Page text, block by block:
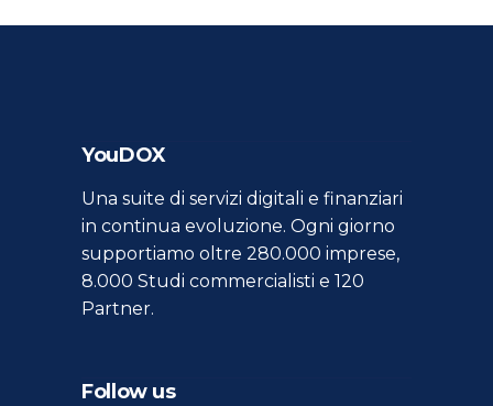
YouDOX
Una suite di servizi digitali e finanziari
in continua evoluzione. Ogni giorno
supportiamo oltre 280.000 imprese,
8.000 Studi commercialisti e 120
Partner.
Follow us